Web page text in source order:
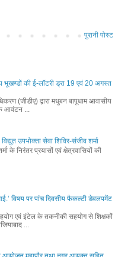
पुरानी पोस्ट
की ई-लॉटरी ड्रा 19 एवं 20 अगस्त
(जीडीए) द्वारा मधुबन बापूधाम आवासीय
आवंटन ...
उपभोक्ता सेवा शिविर-संजीव शर्मा
के निरंतर प्रयासों एवं क्षेत्रवासियों की
विषय पर पांच दिवसीय फैकल्टी डेवलपमेंट
एवं इंटेल के तकनीकी सहयोग से शिक्षकों
...